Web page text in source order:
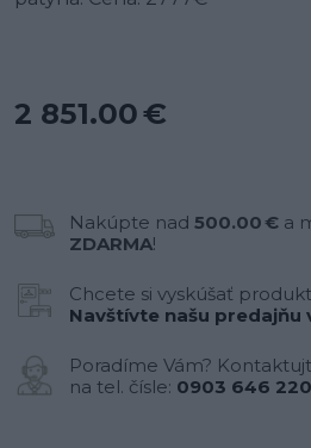
2 851.00 €
Nakúpte nad 500.00 € a
ZDARMA!
Chcete si vyskúšať
Navštívte našu predajňu
Poradíme Vám?
na tel. čísle: 0903 646 220